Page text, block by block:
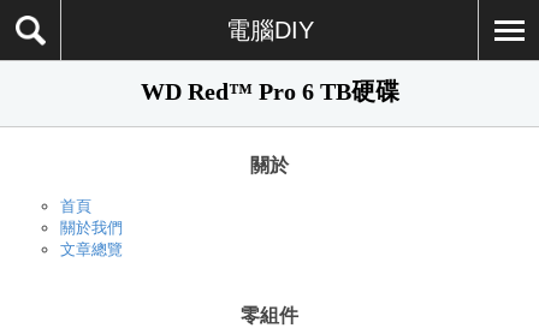
電腦DIY
WD Red™ Pro 6 TB硬碟
關於
首頁
關於我們
文章總覽
零組件